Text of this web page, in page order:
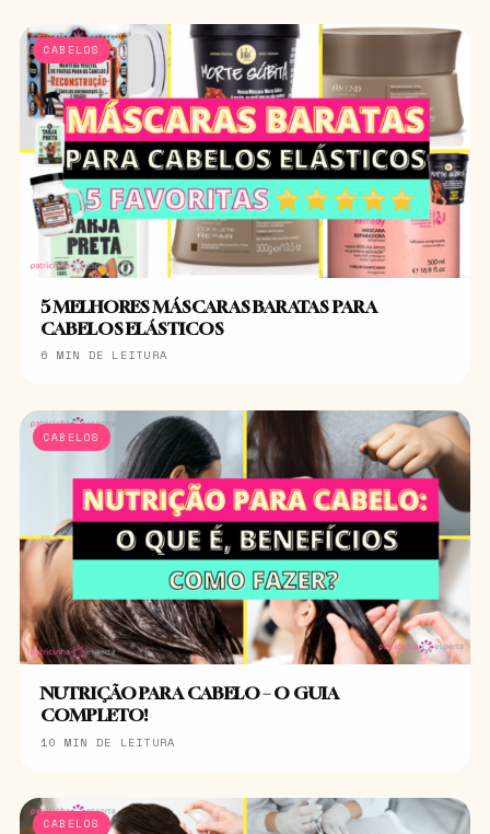
CABELOS
5 MELHORES MÁSCARAS BARATAS PARA
CABELOS ELÁSTICOS
6 MIN DE LEITURA
CABELOS
NUTRIÇÃO PARA CABELO – O GUIA
COMPLETO!
10 MIN DE LEITURA
CABELOS